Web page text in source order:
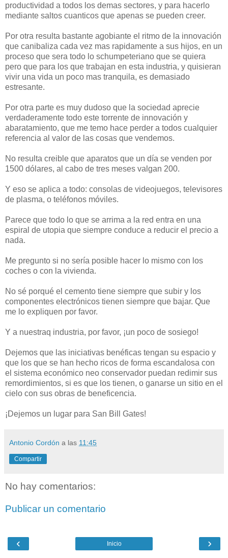
productividad a todos los demas sectores, y para hacerlo
mediante saltos cuanticos que apenas se pueden creer.
Por otra resulta bastante agobiante el ritmo de la innovación
que canibaliza cada vez mas rapidamente a sus hijos, en un
proceso que sera todo lo schumpeteriano que se quiera
pero que para los que trabajan en esta industria, y quisieran
vivir una vida un poco mas tranquila, es demasiado
estresante.
Por otra parte es muy dudoso que la sociedad aprecie
verdaderamente todo este torrente de innovación y
abaratamiento, que me temo hace perder a todos cualquier
referencia al valor de las cosas que vendemos.
No resulta creible que aparatos que un día se venden por
1500 dólares, al cabo de tres meses valgan 200.
Y eso se aplica a todo: consolas de videojuegos, televisores
de plasma, o teléfonos móviles.
Parece que todo lo que se arrima a la red entra en una
espiral de utopia que siempre conduce a reducir el precio a
nada.
Me pregunto si no sería posible hacer lo mismo con los
coches o con la vivienda.
No sé porqué el cemento tiene siempre que subir y los
componentes electrónicos tienen siempre que bajar. Que
me lo expliquen por favor.
Y a nuestraq industria, por favor, ¡un poco de sosiego!
Dejemos que las iniciativas benéficas tengan su espacio y
que los que se han hecho ricos de forma escandalosa con
el sistema económico neo conservador puedan redimir sus
remordimientos, si es que los tienen, o ganarse un sitio en el
cielo con sus obras de beneficencia.
¡Dejemos un lugar para San Bill Gates!
Antonio Cordón a las 11:45
Compartir
No hay comentarios:
Publicar un comentario
‹ ›
Inicio